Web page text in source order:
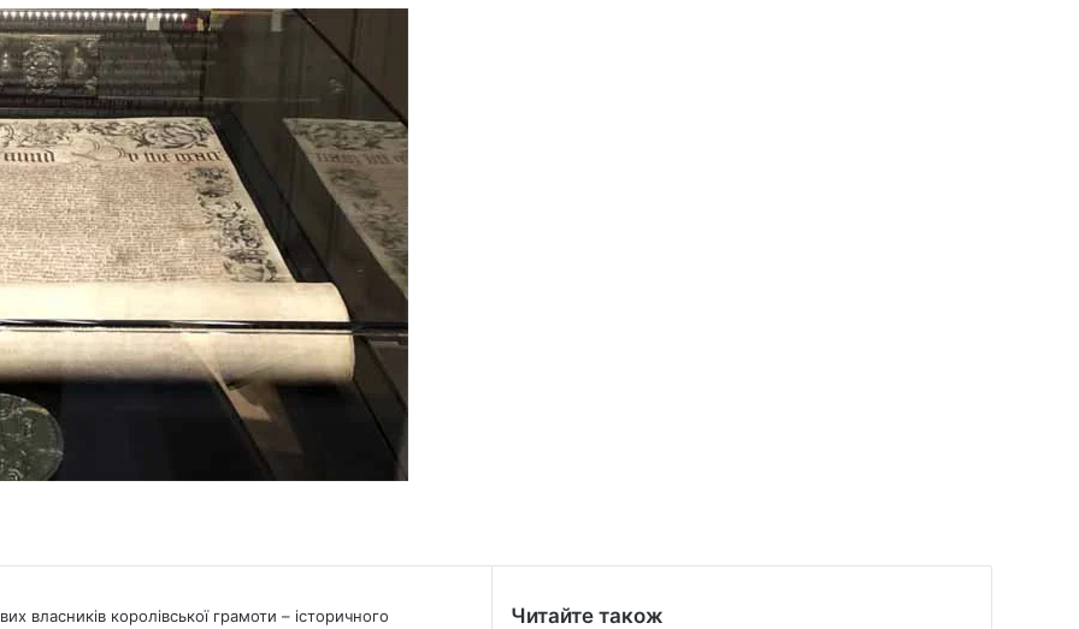
власників королівської грамоти –історичного
Читайте також